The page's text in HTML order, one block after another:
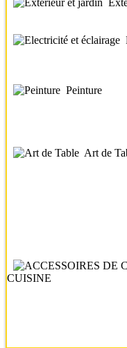
Peinture
Art de
CUISINE